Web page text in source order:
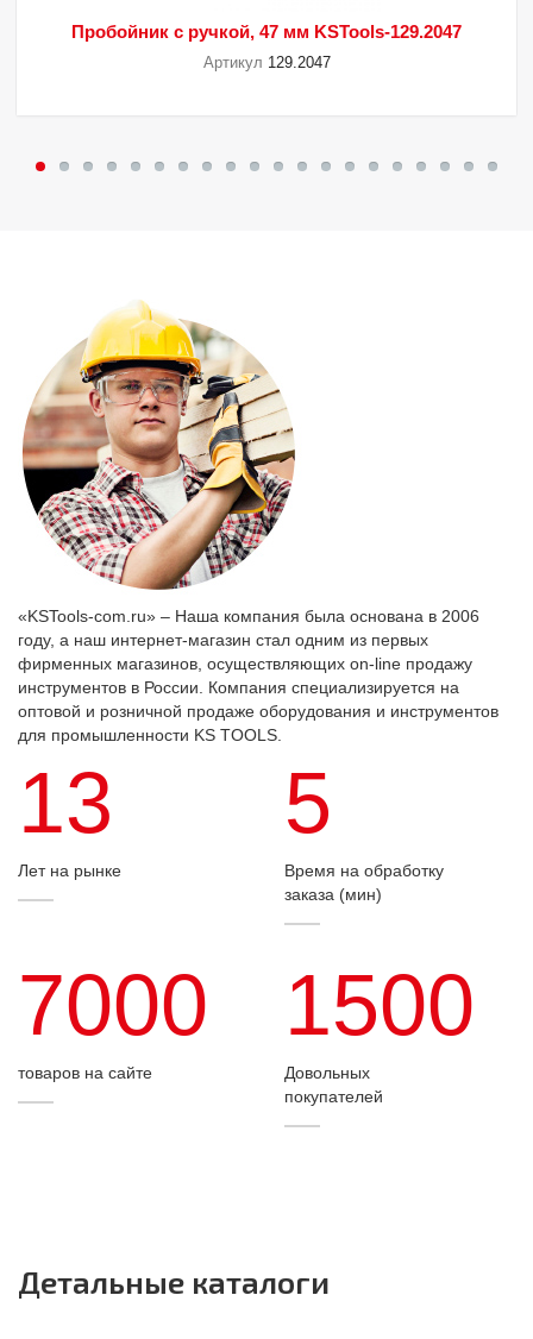
Пробойник с ручкой, 47 мм KSTools-129.2047
Артикул 129.2047
«KSTools-com.ru» – Наша компания была основана в 2006
году, а наш интернет-магазин стал одним из первых
фирменных магазинов, осуществляющих on-line продажу
инструментов в России. Компания специализируется на
оптовой и розничной продаже оборудования и инструментов
для промышленности KS TOOLS.
13
Лет на рынке
5
Время на обработку
заказа (мин)
7000
товаров на сайте
1500
Довольных
покупателей
Детальные каталоги